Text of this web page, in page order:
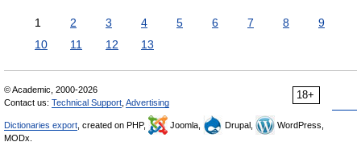
1 2 3 4 5 6 7 8
9
10
11 12 13
18+
© Academic, 2000-2026
Contact us: Technical Support Advertising
Dictionaries export , created on PHP, Joomla, Drupal,
WordPress,
MODx.